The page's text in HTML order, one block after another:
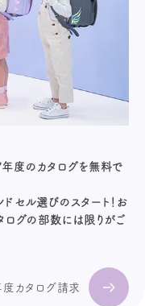
度のカタログを無料で
セル選びのスタート！お
ログの部数には限りがご
カタログ請求